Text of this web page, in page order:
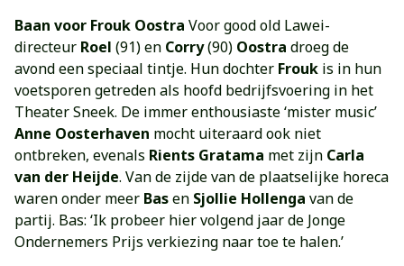
Baan voor Frouk Oostra Voor good old Lawei-
directeur Roel (91) en Corry(90) Oostra droeg de
avond een speciaal tintje. Hun dochter Frouk is in hun
voetsporen getreden als hoofd bedrijfsvoering in het
Theater Sneek. De immer enthousiaste ‘mister music’
Anne Oosterhaven mocht uiteraard ook niet
ontbreken, evenals Rients Gratama met zijn Carla
van der Heijde. Van de zijde van de plaatselijke horeca
waren onder meer Basen Sjollie Hollenga van de
partij. Bas: ‘Ik probeer hier volgend jaar de Jonge
Ondernemers Prijs verkiezing naar toe te halen.’